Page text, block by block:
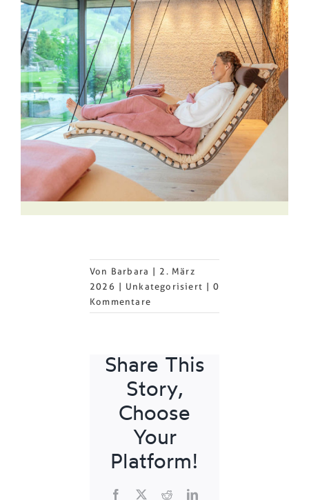
Von Barbara | 2. März
2026 | Unkategorisiert | 0
Kommentare
Share This
Story,
Choose
Your
Platform!
Facebook Reddit